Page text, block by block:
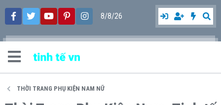
8/8/26
THỜI TRANG PHỤ KIỆN NAM NỮ